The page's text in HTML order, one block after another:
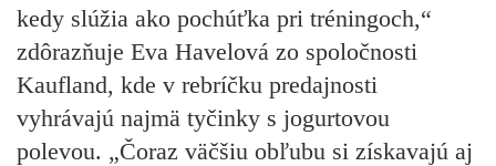
kedy slúžia ako pochúťka pri tréningoch,“
zdôrazňuje Eva Havelová zo spoločnosti
Kaufland, kde v rebríčku predajnosti
vyhrávajú najmä tyčinky s jogurtovou
polevou. „Čoraz väčšiu obľubu si získavajú aj